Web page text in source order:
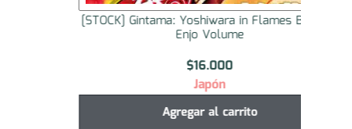
[STOCK] Gintama: Yoshiwara in Flames Booklet
Enjo Volume
Agregar al carrito